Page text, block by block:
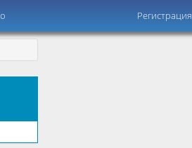
Регистрация